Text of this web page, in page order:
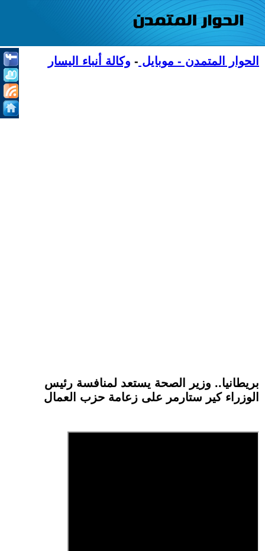
الحوار المتمدن - موبايل - وكالة أنباء اليسار
بريطانيا.. وزير الصحة يستعد لمنافسة رئيس
الوزراء كير ستارمر على زعامة حزب العمال